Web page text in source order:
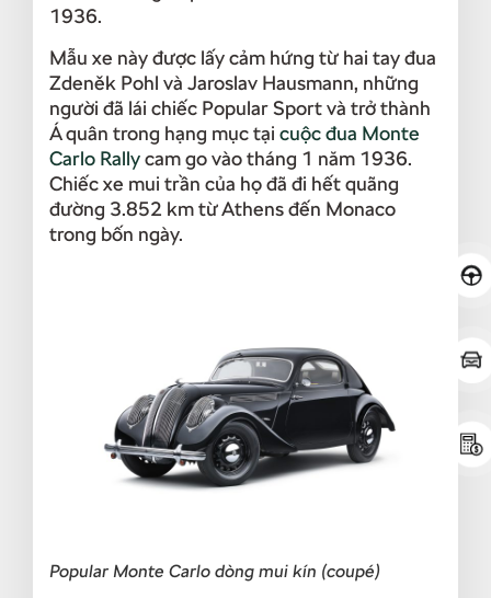
1936.
Mẫu xe này được lấy cảm hứng từ hai tay đua
Zdeněk Pohl và Jaroslav Hausmann, những
người đã lái chiếc Popular Sport và trở thành
Á quân trong hạng mục tại cuộc đua Monte
Carlo Rallycam go vào tháng 1 năm 1936.
Chiếc xe mui trần của họ đã đi hết quãng
đường 3.852 km từ Athens đến Monaco
trong bốn ngày.
Popular Monte Carlo dòng mui kín (coupé)